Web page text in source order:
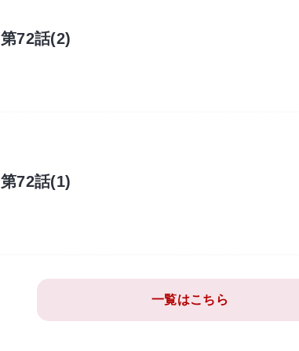
第72話(2)
第72話(1)
一覧はこちら